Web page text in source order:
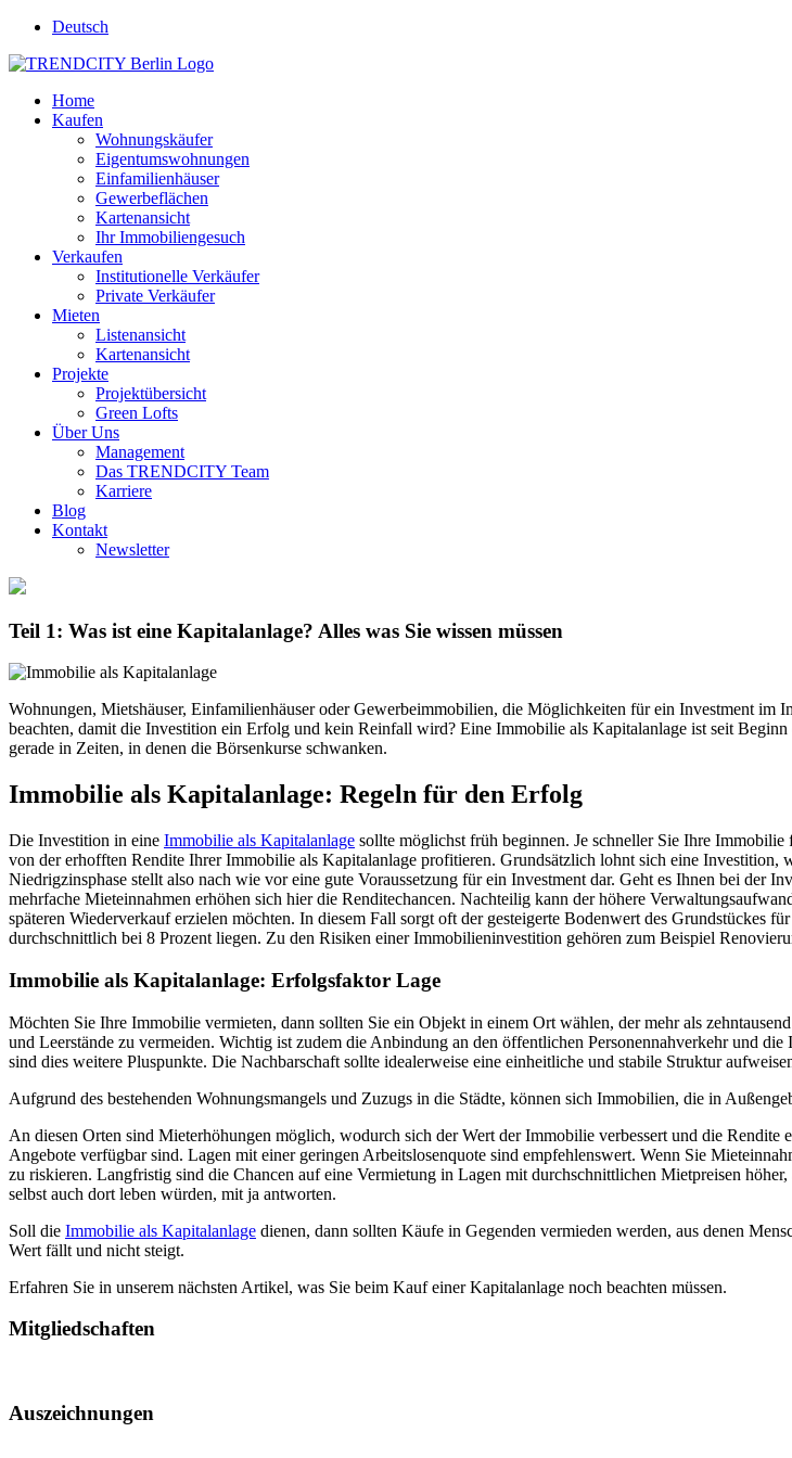
Deutsch
Home
Kaufen
Wohnungskäufer
Eigentumswohnungen
Einfamilienhäuser
Gewerbeflächen
Kartenansicht
Ihr Immobiliengesuch
Verkaufen
Institutionelle Verkäufer
Private Verkäufer
Mieten
Listenansicht
Kartenansicht
Projekte
Projektübersicht
Green Lofts
Über Uns
Management
Das TRENDCITY Team
Karriere
Blog
Kontakt
Newsletter
Teil 1: Was ist eine Kapitalanlage? Alles was Sie wissen müssen
Wohnungen, Mietshäuser, Einfamilienhäuser oder Gewerbeimmobilien, die Möglichkeiten für ein Investment im
beachten, damit die Investition ein Erfolg und kein Reinfall wird? Eine Immobilie als Kapitalanlage ist seit
gerade in Zeiten, in denen die Börsenkurse schwanken.
Immobilie als Kapitalanlage: Regeln für den Erfolg
Die Investition in eine Immobilie als Kapitalanlage sollte möglichst früh beginnen. Je schneller Sie Ihre
von der erhofften Rendite Ihrer Immobilie als Kapitalanlage profitieren. Grundsätzlich lohnt sich eine
Niedrigzinsphase stellt also nach wie vor eine gute Voraussetzung für ein Investment dar. Geht es Ihnen bei der
mehrfache Mieteinnahmen erhöhen sich hier die Renditechancen. Nachteilig kann der höhere
späteren Wiederverkauf erzielen möchten. In diesem Fall sorgt oft der gesteigerte Bodenwert des Grundstückes
durchschnittlich bei 8 Prozent liegen. Zu den Risiken einer Immobilieninvestition gehören zum Beispiel
Immobilie als Kapitalanlage: Erfolgsfaktor Lage
Möchten Sie Ihre Immobilie vermieten, dann sollten Sie ein Objekt in einem Ort wählen, der mehr als
und Leerstände zu vermeiden. Wichtig ist zudem die Anbindung an den öffentlichen Personennahverkehr und
sind dies weitere Pluspunkte. Die Nachbarschaft sollte idealerweise eine einheitliche und stabile Struktur
Aufgrund des bestehenden Wohnungsmangels und Zuzugs in die Städte, können sich Immobilien, die in
An diesen Orten sind Mieterhöhungen möglich, wodurch sich der Wert der Immobilie verbessert und die
Angebote verfügbar sind. Lagen mit einer geringen Arbeitslosenquote sind empfehlenswert. Wenn Sie
zu riskieren. Langfristig sind die Chancen auf eine Vermietung in Lagen mit durchschnittlichen Mietpreisen
selbst auch dort leben würden, mit ja antworten.
Soll die Immobilie als Kapitalanlage dienen, dann sollten Käufe in Gegenden vermieden werden, aus denen
Wert fällt und nicht steigt.
Erfahren Sie in unserem nächsten Artikel, was Sie beim Kauf einer Kapitalanlage noch beachten müssen.
Mitgliedschaften
Auszeichnungen